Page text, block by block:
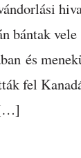
bántak
és
fel
[…]